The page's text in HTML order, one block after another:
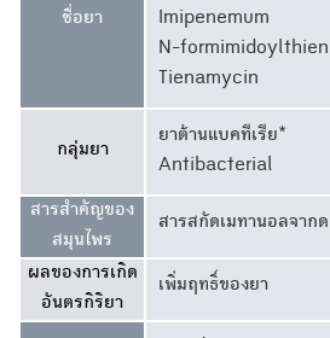
ชื่อยา
Imipenemum
N-
Tienamycin
กลุ่มยา
ยาต้านแบคทีเรีย*
Antibacterial
สารสำคัญของ
สมุนไพร
สารสกัดเมทานอลจาก
ผลของการเกิด
อันตรกิริยา
เพิ่มฤทธิ์ของยา